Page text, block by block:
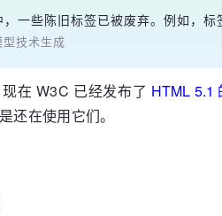
一些陈旧标签已被废弃。例如，
技术生成
在 W3C 已经发布了 HTML 5.1
还在使用它们。